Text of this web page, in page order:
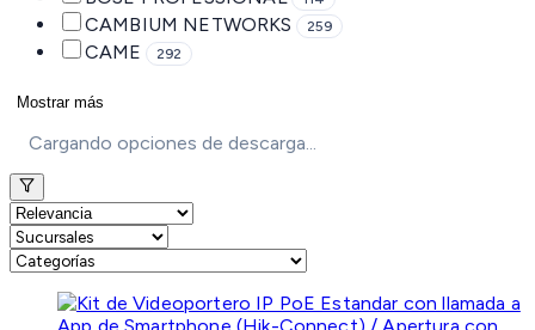
CAMBIUM NETWORKS 259
CAME 292
Mostrar más
Cargando opciones de descarga...